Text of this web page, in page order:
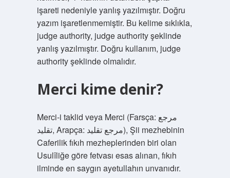
işareti nedeniyle yanlış yazılmıştır. Doğru
yazım işaretlenmemiştir. Bu kelime sıklıkla,
judge authority, judge authority şeklinde
yanlış yazılmıştır. Doğru kullanım, judge
authority şeklinde olmalıdır.
Merci kime denir?
Merci-i taklid veya Merci (Farsça: مرجع
تقلید, Arapça: مرجع تقليد), Şii mezhebinin
Caferilik fıkıh mezheplerinden biri olan
Usulîliğe göre fetvası esas alınan, fıkıh
ilminde en saygın ayetullahın unvanıdır.